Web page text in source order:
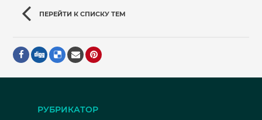
ПЕРЕЙТИ К СПИСКУ ТЕМ
РУБРИКАТОР